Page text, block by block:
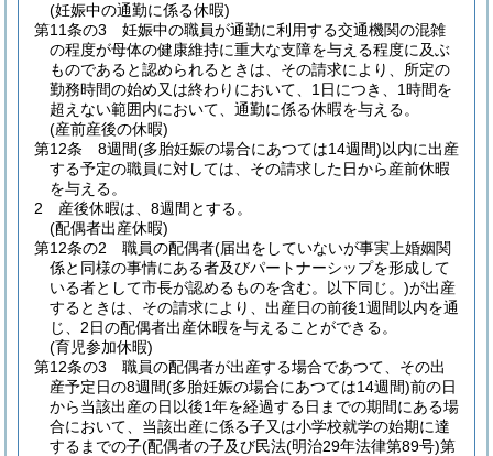
(妊娠中の通勤に係る休暇)
第11条の3
妊娠中の職員が通勤に利用する交通機関の混雑
の程度が母体の健康維持に重大な支障を与える程度に及ぶ
ものであると認められるときは、その請求により、所定の
勤務時間の始め又は終わりにおいて、1日につき、1時間を
超えない範囲内において、通勤に係る休暇を与える。
(産前産後の休暇)
第12条
8週間(多胎妊娠の場合にあつては14週間)以内に出産
する予定の職員に対しては、その請求した日から産前休暇
を与える。
2
産後休暇は、8週間とする。
(配偶者出産休暇)
第12条の2
職員の配偶者(届出をしていないが事実上婚姻関
係と同様の事情にある者及びパートナーシップを形成して
いる者として市長が認めるものを含む。以下同じ。)が出産
するときは、その請求により、出産日の前後1週間以内を通
じ、2日の配偶者出産休暇を与えることができる。
(育児参加休暇)
第12条の3
職員の配偶者が出産する場合であつて、その出
産予定日の8週間(多胎妊娠の場合にあつては14週間)前の日
から当該出産の日以後1年を経過する日までの期間にある場
合において、当該出産に係る子又は小学校就学の始期に達
するまでの子(配偶者の子及び民法(明治29年法律第89号)第